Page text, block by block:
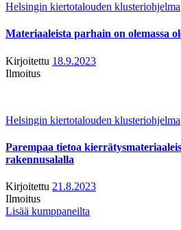
Helsingin kiertotalouden klusteriohjelma
Materiaaleista parhain on olemassa
Kirjoitettu 18.9.2023
Ilmoitus
Helsingin kiertotalouden klusteriohjelma
Parempaa tietoa
rakennusalalla
Kirjoitettu 21.8.2023
Ilmoitus
Lisää kumppaneilta